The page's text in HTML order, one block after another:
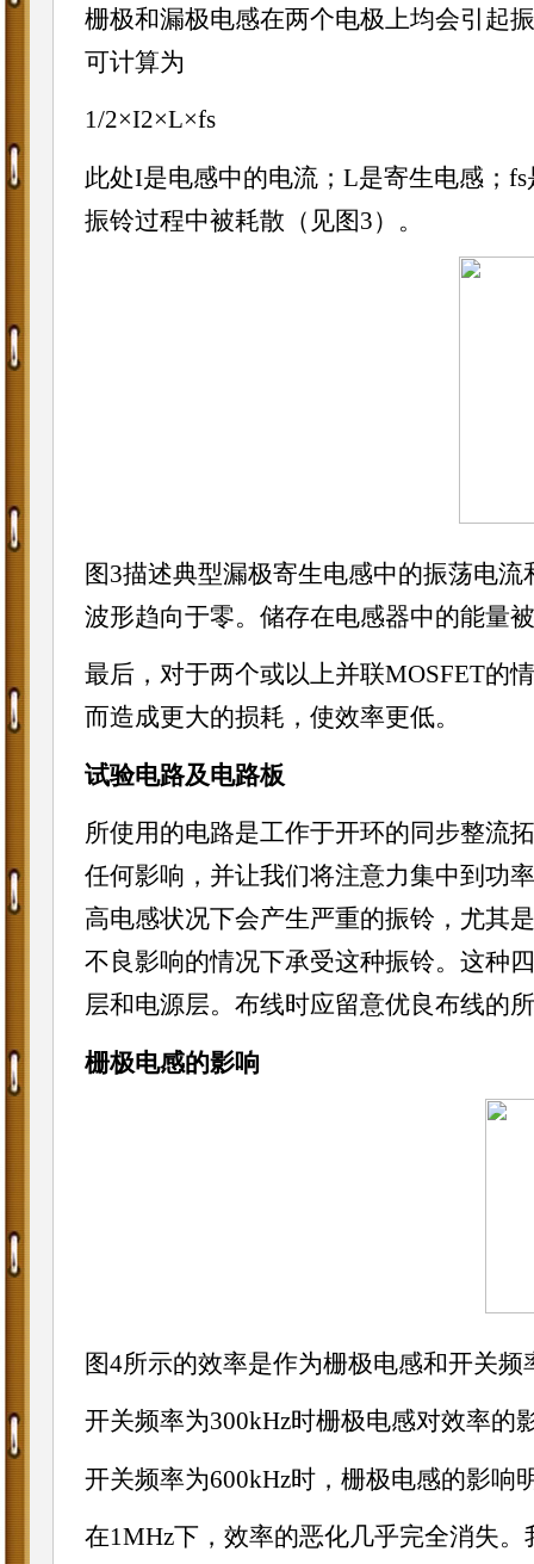
栅极和漏极电感在两个电极上均会引起
可计算为
1/2×I2×L×fs
此处I是电感中的电流；L是寄生电感；
振铃过程中被耗散（见图3）。
图3描述典型漏极寄生电感中的振荡电流
波形趋向于零。储存在电感器中的能量
最后，对于两个或以上并联MOSFET的
而造成更大的损耗，使效率更低。
试验电路及电路板
所使用的电路是工作于开环的同步整流
任何影响，并让我们将注意力集中到功
高电感状况下会产生严重的振铃，尤其
不良影响的情况下承受这种振铃。这种
层和电源层。布线时应留意优良布线的
栅极电感的影响
图4所示的效率是作为栅极电感和开关
开关频率为300kHz时栅极电感对效率的
开关频率为600kHz时，栅极电感的影响
在1MHz下，效率的恶化几乎完全消失